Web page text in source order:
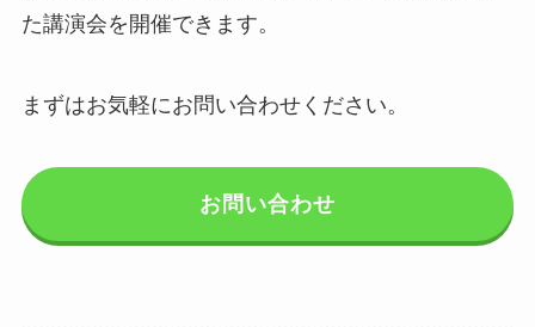
た講演会を開催できます。
まずはお気軽にお問い合わせください。
お問い合わせ